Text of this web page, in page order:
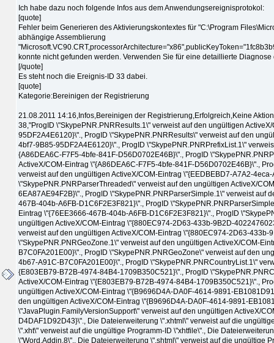
Ich habe dazu noch folgende Infos aus dem Anwendungsereignisprotokol:
[quote]
Fehler beim Generieren des Aktivierungskontextes für "C:\Program
abhängige Assemblierung
konnte nicht gefunden werden. Verwenden Sie für eine detaillierte Diagnose
[/quote]
Es steht noch die Ereignis-ID 33 dabei.
[quote]
Kategorie:Bereinigen der Registrierung
21.08.2011 14:16,Infos,Bereinigen der Registrierung,Erfolgreich,Keine
38,"ProgID \"SkypePNR.PNRResults.1\" verweist auf den ungültigen
95DF2A4E6120}\"., ProgID \"SkypePNR.PNRResults\" verweist auf den
4bf7-9B85-95DF2A4E6120}\"., ProgID \"SkypePNR.PNRPrefixList.1\"
{A86DEA6C-F7F5-4bfe-841F-D56D0702E46B}\"., ProgID
ActiveX/COM-Eintrag \"{A86DEA6C-F7F5-4bfe-841F-D56D0702E46B}\".,
verweist auf den ungültigen ActiveX/COM-Eintrag \"{EEDBEBD7-A7A2-
\"SkypePNR.PNRParserThreaded\" verweist auf den ungültigen ActiveX/
6EA87AE94F2B}\"., ProgID \"SkypePNR.PNRParserSimple.1\" verweist auf
467B-404b-A6FB-D1C6F2E3F821}\"., ProgID
Eintrag \"{76EE3666-467B-404b-A6FB-D1C6F2E3F821}\"., ProgID
ungültigen ActiveX/COM-Eintrag \"{880EC974-2D63-433b-9B2D-
verweist auf den ungültigen ActiveX/COM-Eintrag \"{880EC974-2D63-433b-
\"SkypePNR.PNRGeoZone.1\" verweist auf den ungültigen ActiveX/COM-
B7C0FA201E00}\"., ProgID \"SkypePNR.PNRGeoZone\" verweist auf den
4b67-A91C-B7C0FA201E00}\"., ProgID \"SkypePNR.PNRCountryList.1\"
{E803EB79-B72B-4974-84B4-1709B350C521}\"., ProgID
ActiveX/COM-Eintrag \"{E803EB79-B72B-4974-84B4-1709B350C521}\".,
ungültigen ActiveX/COM-Eintrag \"{B9696D4A-DA0F-4614-9891-
den ungültigen ActiveX/COM-Eintrag \"{B9696D4A-DA0F-4614-9891-
\"JavaPlugin.FamilyVersionSupport\" verweist auf den ungültigen ActiveX/
D4DAF1D92D43}\"., Die Dateierweiterung \".xhtml\" verweist auf die
\".xht\" verweist auf die ungültige Programm-ID \"xhtfile\"., Die
\"Word.Addin.8\"., Die Dateierweiterung \".shtml\" verweist auf die ungültige